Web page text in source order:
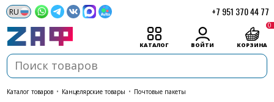
+7 951 370 44 77
КАТАЛОГ ВОЙТИ КОРЗИНА
0
каталог товаров • Канцелярские товары • Почтовые пакеты